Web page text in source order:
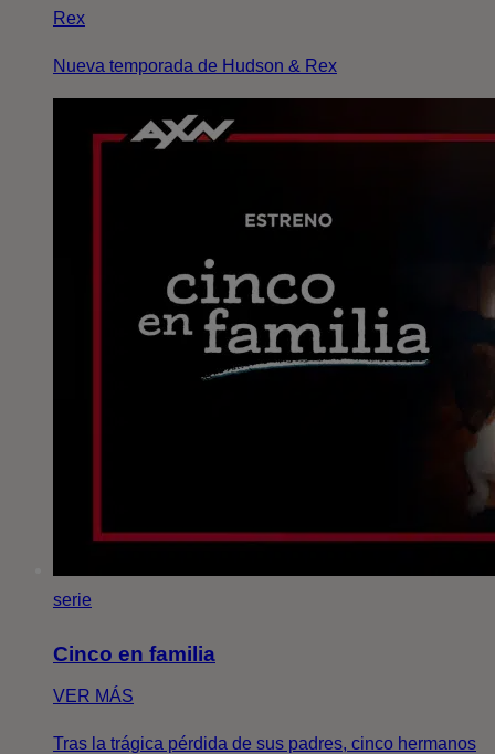
Rex
Nueva temporada de Hudson & Rex
serie
Cinco en familia
VER MÁS
Tras la trágica pérdida de sus padres, cinco hermanos